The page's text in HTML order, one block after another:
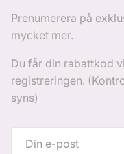
Prenumerera på
mycket mer.
Du får din rabattkod
registreringen.
syns)